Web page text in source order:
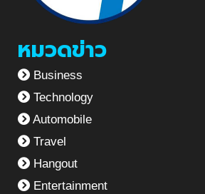
หมวดข่าว
Business
Technology
Automobile
Travel
Hangout
Entertainment